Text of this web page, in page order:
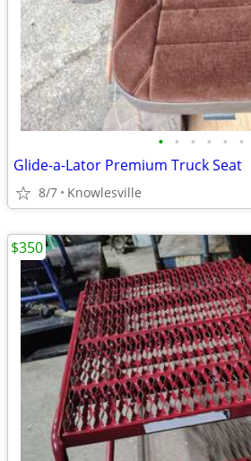
• • • • • •
Glide-a-Lator Premium Truck Seat
8/7 Knowlesville
$350